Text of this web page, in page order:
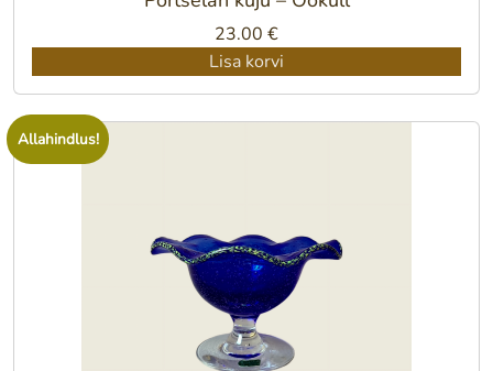
23.00 €
Lisa korvi
Allahindlus!